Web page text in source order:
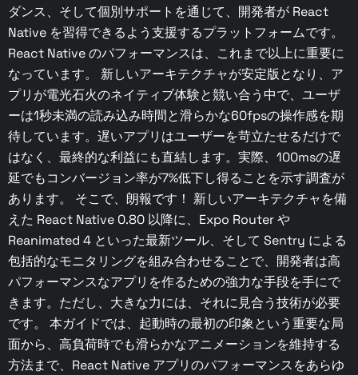
ダンス、そして個別サポートを通じて、開発者が React
Native を習得できるよう支援するプラットフォームです。
React Native のパフォーマンスは、これまで以上に重要に
なっています。 新しいアーキテクチャが安定版となり、ア
プリが電光石火のネイティブ体験と競い合う中で、ユーザ
ーは1秒未満の読み込み時間と滑らかな60fpsの操作感を期
待しています。遅いアプリはユーザーを苛立たせるだけで
はなく、最終的な利益にも直結します。実際、100msの遅
延でもコンバージョン率が7%低下し得ることを示す調査が
あります。 そこで、朗報です！ 新しいアーキテクチャを備
えた React Native 0.80 以降に、Expo Router や
Reanimated 4 といった最新ツール、そして Sentry による
包括的なモニタリングを組み合わせることで、開発者は高
パフォーマンスなアプリを作るための強力な手段を手にで
きます。ただし、大きな力には、それに見合う技術が必要
です。 本ガイドでは、起動時の最初の印象という重要な局
面から、高負荷時でも滑らかなアニメーションを維持する
方法まで、React Native アプリのパフォーマンスをあらゆ